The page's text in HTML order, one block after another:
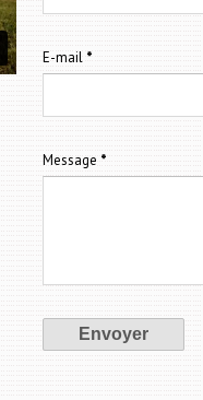
E-mail *
Message *